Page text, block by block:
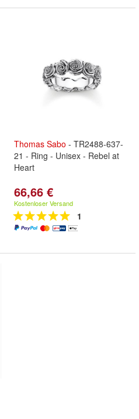
Thomas Sabo - TR2488-637-
21 - Ring - Unisex - Rebel at
Heart
66,66 €
Kostenloser Versand
1